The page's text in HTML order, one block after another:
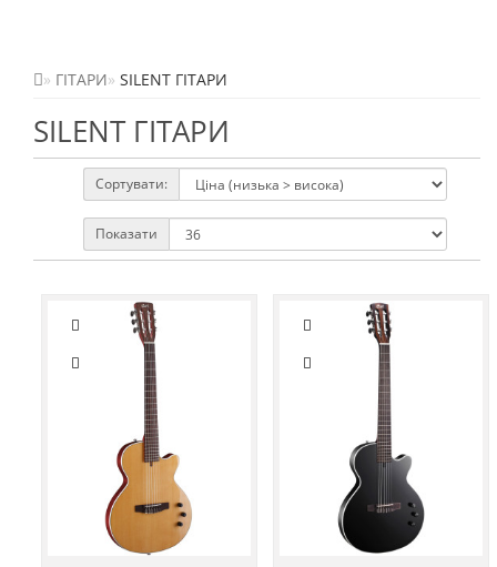
ГІТАРИ SILENT ГІТАРИ
SILENT ГІТАРИ
Сортувати:
Показати